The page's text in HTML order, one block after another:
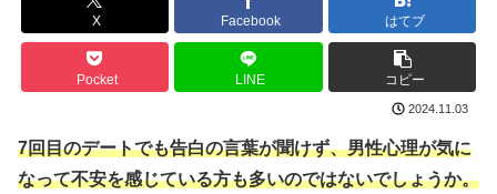
X Facebook はてブ
Pocket LINE コピー
2024.11.03
7回目のデートでも告白の言葉が聞けず、男性心理が気に
なって不安を感じている方も多いのではないでしょうか。